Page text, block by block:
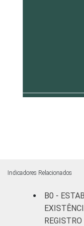
Indicadores Relacionados
B0 -